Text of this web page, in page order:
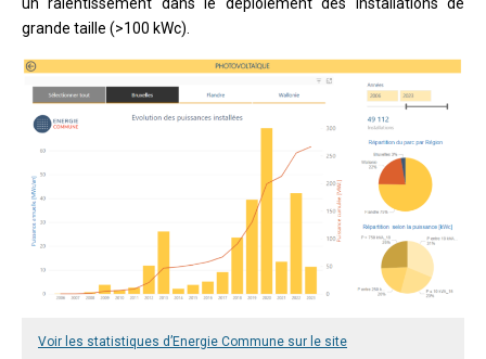
grande taille (>100 kWc).
Voir les statistiques d’Energie Commune sur le site